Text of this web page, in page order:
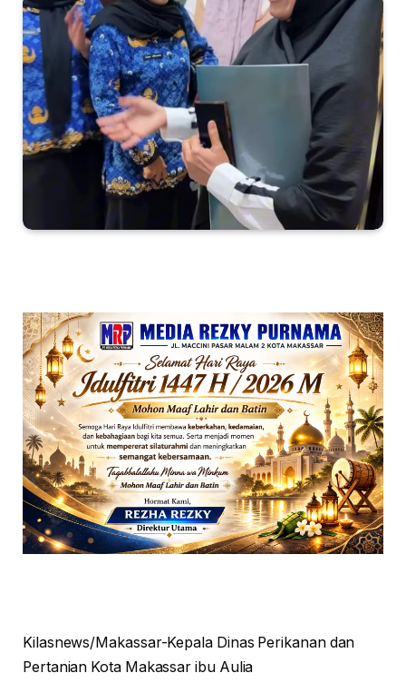
Kilasnews/Makassar-Kepala Dinas Perikanan dan
Pertanian Kota Makassar ibu Aulia